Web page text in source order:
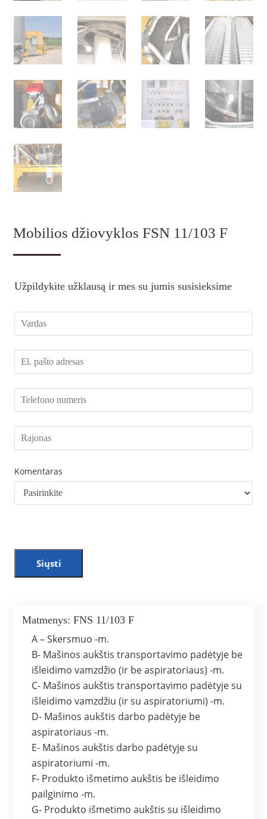
Mobilios džiovyklos FSN 11/103 F
Užpildykite užklausą ir mes su jumis susisieksime
Komentaras
Siųsti
Matmenys: FNS 11/103 F
A – Skersmuo -m.
B- Mašinos aukštis transportavimo padėtyje be
išleidimo vamzdžio (ir be aspiratoriaus) -m.
C- Mašinos aukštis transportavimo padėtyje su
išleidimo vamzdžiu (ir su aspiratoriumi) -m.
D- Mašinos aukštis darbo padėtyje be
aspiratoriaus -m.
E- Mašinos aukštis darbo padėtyje su
aspiratoriumi -m.
F- Produkto išmetimo aukštis be išleidimo
pailginimo -m.
G- Produkto išmetimo aukštis su išleidimo